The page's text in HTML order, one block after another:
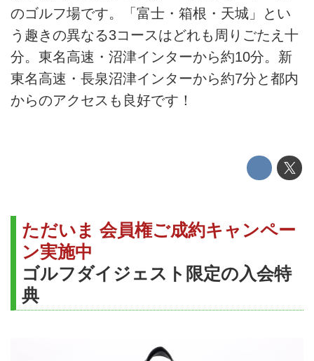
のゴルフ場です。「富士・箱根・天城」とい
う趣きの異なる3コースはどれも周りごたえ十
分。東名高速・沼津インターから約10分。新
東名高速・長泉沼津インターから約7分と都内
からのアクセスも良好です！
ただいま 会員権ご成約キャンペー
ン実施中
ゴルフダイジェスト限定の入会特
典